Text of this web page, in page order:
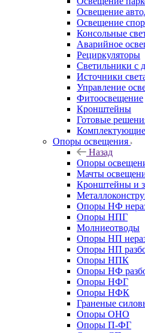
Освещение
Освещение
Консольные
Аварийное
Рециркуляторы
Светильники с
Источники
Управление
Фитоосвещение
Кронштейны
Готовые
Комплектующие
Опоры освещения
Назад
Опоры
Мачты
Кронштейны и
Опоры НФ
Опоры НПГ
Молниеотводы
Опоры НП
Опоры НП
Опоры НПК
Опоры НФ
Опоры НФГ
Опоры НФК
Граненые
Опоры ОНО
Опоры П-ФГ